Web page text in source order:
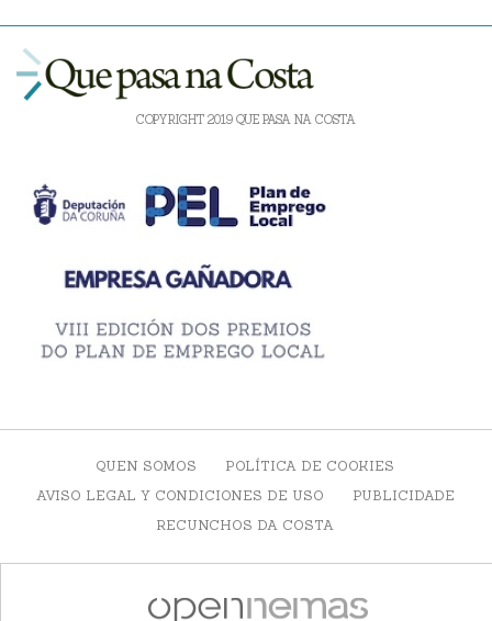
COPYRIGHT 2019 QUE PASA NA COSTA
QUEN SOMOS
POLÍTICA DE COOKIES
AVISO LEGAL Y CONDICIONES DE USO
PUBLICIDADE
RECUNCHOS DA COSTA